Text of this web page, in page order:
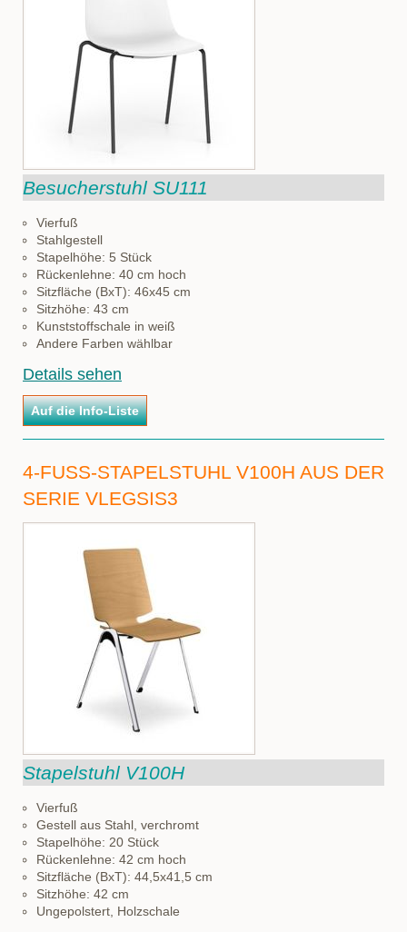
Besucherstuhl SU111
Vierfuß
Stahlgestell
Stapelhöhe: 5 Stück
Rückenlehne: 40 cm hoch
Sitzfläche (BxT): 46x45 cm
Sitzhöhe: 43 cm
Kunststoffschale in weiß
Andere Farben wählbar
Details sehen
4-FUSS-STAPELSTUHL V100H AUS DER S
ERIE VLEGSIS3
Stapelstuhl V100H
Vierfuß
Gestell aus Stahl, verchromt
Stapelhöhe: 20 Stück
Rückenlehne: 42 cm hoch
Sitzfläche (BxT): 44,5x41,5 cm
Sitzhöhe: 42 cm
Ungepolstert, Holzschale